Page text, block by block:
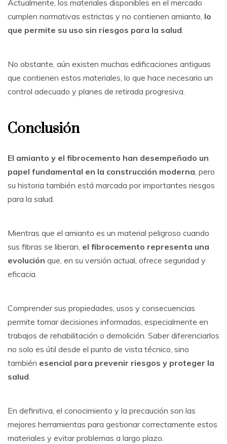
Actualmente, los materiales disponibles en el mercado
cumplen normativas estrictas y no contienen amianto, lo
que permite su uso sin riesgos para la salud.
No obstante, aún existen muchas edificaciones antiguas
que contienen estos materiales, lo que hace necesario un
control adecuado y planes de retirada progresiva.
Conclusión
El amianto y el fibrocemento han desempeñado un
papel fundamental en la construcción moderna, pero
su historia también está marcada por importantes riesgos
para la salud.
Mientras que el amianto es un material peligroso cuando
sus fibras se liberan, el fibrocemento representa una
evolución que, en su versión actual, ofrece seguridad y
eficacia.
Comprender sus propiedades, usos y consecuencias
permite tomar decisiones informadas, especialmente en
trabajos de rehabilitación o demolición. Saber diferenciarlos
no solo es útil desde el punto de vista técnico, sino
también esencial para prevenir riesgos y proteger la
salud.
En definitiva, el conocimiento y la precaución son las
mejores herramientas para gestionar correctamente estos
materiales y evitar problemas a largo plazo.